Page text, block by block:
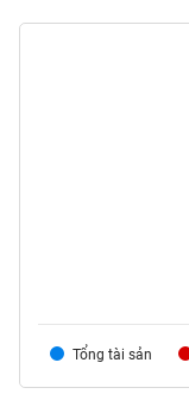
Tổng tài sản